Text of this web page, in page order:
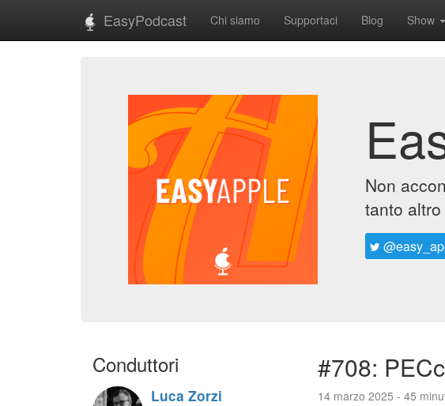
EasyPodcast Chi siamo Supportaci Blog Show
Non
tanto
Conduttori
Luca Zorzi
#708:
14 marzo 2025 - 45